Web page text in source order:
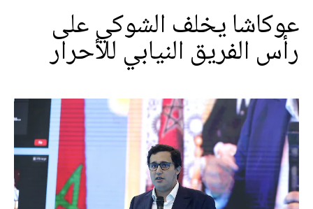
عوكاشا يخلف الشوكي على
رأس الفريق النيابي للأحرار